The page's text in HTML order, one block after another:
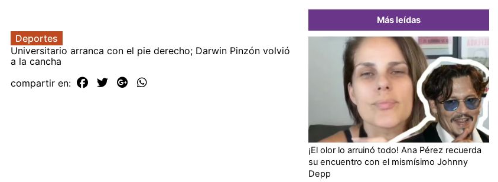
Deportes
Universitario arranca con el pie derecho; Darwin Pinzón volvió
a la cancha
compartir en:
Más leídas
¡El olor lo arruinó todo! Ana Pérez recuerda
su encuentro con el mismísimo Johnny
Depp